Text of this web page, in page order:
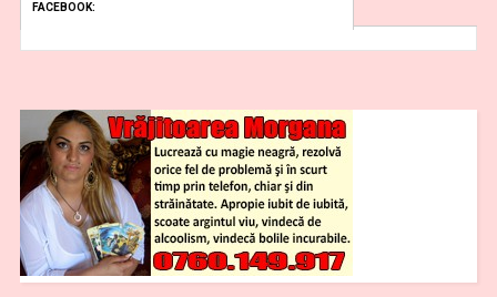
FACEBOOK: